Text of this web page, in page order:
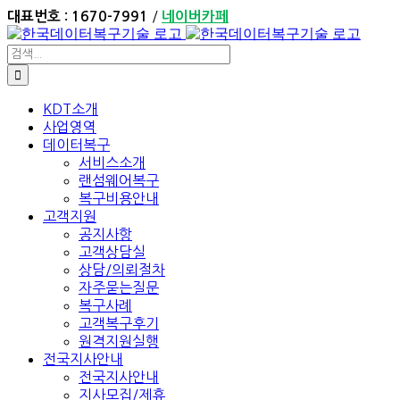
Skip
to
content
대표번호 : 1670-7991 / 네이버카페
검
색:
KDT소개
사업영역
데이터복구
서비스소개
랜섬웨어복구
복구비용안내
고객지원
공지사항
고객상담실
상담/의뢰절차
자주묻는질문
복구사례
고객복구후기
원격지원실행
전국지사안내
전국지사안내
지사모집/제휴